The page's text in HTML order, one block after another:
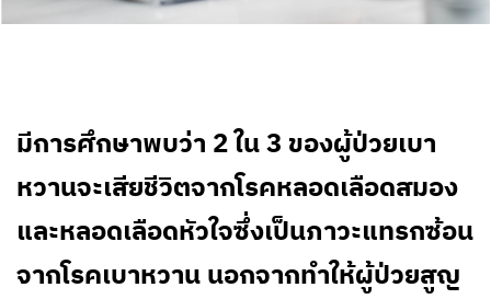
มีการศึกษาพบว่า 2 ใน 3 ของผู้ป่วยเบา
หวานจะเสียชีวิตจากโรคหลอดเลือดสมอง
และหลอดเลือดหัวใจซึ่งเป็นภาวะแทรกซ้อน
จากโรคเบาหวาน นอกจากทำให้ผู้ป่วยสูญ